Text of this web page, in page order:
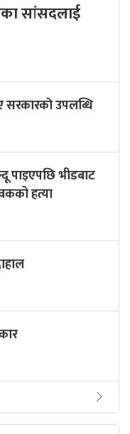
सांसदलाई
सरकारकाे उपलब्धि
पाइएपछि भीडबाट
हत्या